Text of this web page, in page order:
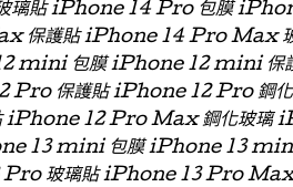
貼 iPhone 14 Pro 包膜
保護貼 iPhone 14 Pro Max
mini 包膜 iPhone 12 mini 保
保護貼 iPhone 12 Pro 鋼
12 Pro Max 鋼化玻璃
13 mini 包膜 iPhone 13
玻璃貼 iPhone 13 Pro